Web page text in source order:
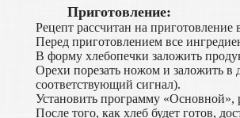
Приготовление:
Рецепт рассчитан на
Перед приготовлением все
В форму хлебопечки заложить
Орехи порезать ножом и заложить в
соответствующий сигнал).
Установить программу
После того, как хлеб будет готов,